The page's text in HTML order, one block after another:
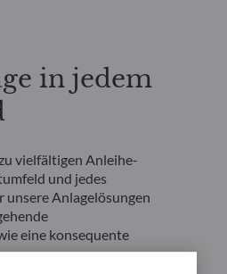
in jedem
vielfältigen Anleihe-
und jedes
Anlagelösungen
eine konsequente